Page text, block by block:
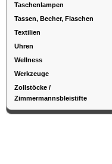
Taschenlampen
Tassen, Becher, Flaschen
Textilien
Uhren
Wellness
Werkzeuge
Zollstöcke /
Zimmermannsbleistifte